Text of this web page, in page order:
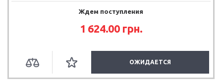
Ждем поступления
1 624.00 грн.
ОЖИДАЕТСЯ